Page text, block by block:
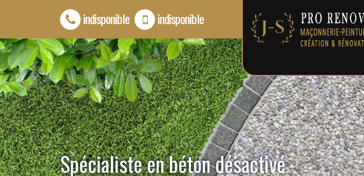
indisponible indisponible
Spécialiste en béton désactivé